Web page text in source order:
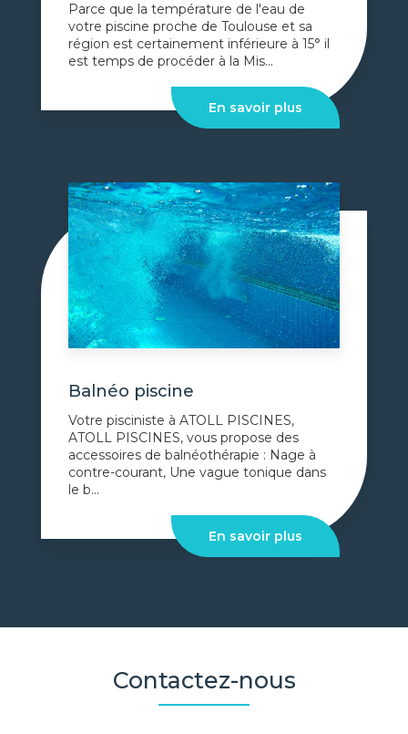
Parce que la température de l'eau de
votre piscine proche de Toulouse et sa
région est certainement inférieure à 15° il
est temps de procéder à la Mis...
En savoir plus
Balnéo piscine
Votre pisciniste à ATOLL PISCINES,
ATOLL PISCINES, vous propose des
accessoires de balnéothérapie : Nage à
contre-courant, Une vague tonique dans
le b...
En savoir plus
Contactez-nous